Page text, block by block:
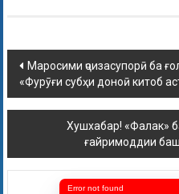
Маросими ҷоизасупорӣ ба
«Фурӯғи субҳи доноӣ китоб
Хушхабар! «Фалак»
ғайримоддии
Error not found